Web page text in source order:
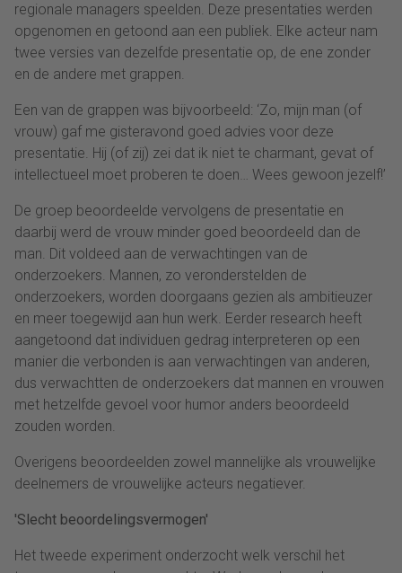
regionale managers speelden. Deze presentaties werden
opgenomen en getoond aan een publiek. Elke acteur nam
twee versies van dezelfde presentatie op, de ene zonder
en de andere met grappen.
Een van de grappen was bijvoorbeeld: ‘Zo, mijn man (of
vrouw) gaf me gisteravond goed advies voor deze
presentatie. Hij (of zij) zei dat ik niet te charmant, gevat of
intellectueel moet proberen te doen… Wees gewoon jezelf!’
De groep beoordeelde vervolgens de presentatie en
daarbij werd de vrouw minder goed beoordeeld dan de
man. Dit voldeed aan de verwachtingen van de
onderzoekers. Mannen, zo veronderstelden de
onderzoekers, worden doorgaans gezien als ambitieuzer
en meer toegewijd aan hun werk. Eerder research heeft
aangetoond dat individuen gedrag interpreteren op een
manier die verbonden is aan verwachtingen van anderen,
dus verwachtten de onderzoekers dat mannen en vrouwen
met hetzelfde gevoel voor humor anders beoordeeld
zouden worden.
Overigens beoordeelden zowel mannelijke als vrouwelijke
deelnemers de vrouwelijke acteurs negatiever.
'Slecht beoordelingsvermogen'
Het tweede experiment onderzocht welk verschil het